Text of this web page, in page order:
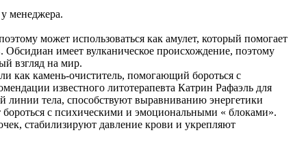
менеджера.
может использоваться как амулет, который помогает
Обсидиан имеет вулканическое происхождение, поэтому
взгляд на мир.
как камень-очиститель, помогающий бороться с
известного литотерапевта Катрин Рафаэль для
линии тела, способствуют выравниванию энергетики
с психическими и эмоциональными « блоками».
стабилизируют давление крови и укрепляют